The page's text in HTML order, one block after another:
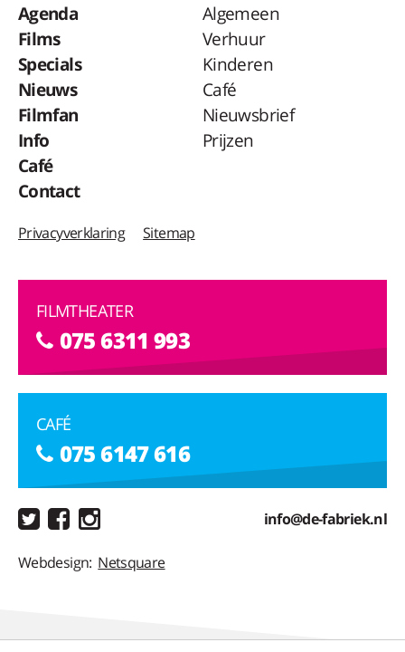
Agenda
Films
Specials
Nieuws
Filmfan
Info
Café
Contact
Algemeen
Verhuur
Kinderen
Café
Nieuwsbrief
Prijzen
Privacyverklaring Sitemap
FILMTHEATER
075 6311 993
CAFÉ
075 6147 616
info@de-fabriek.nl
Webdesign: Netsquare